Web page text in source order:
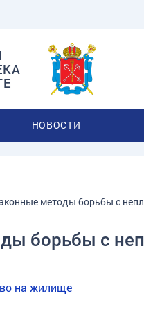
НОВОСТИ
методы борьбы с
борьбы с
на жилище